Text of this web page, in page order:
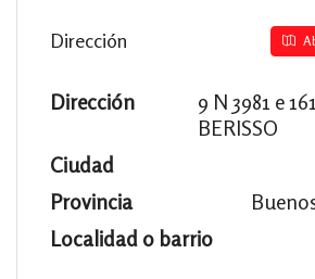
Dirección
Dirección
9 N 3981 e
BERISSO
Ciudad
Provincia
Localidad o barrio